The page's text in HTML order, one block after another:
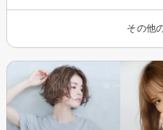
その他